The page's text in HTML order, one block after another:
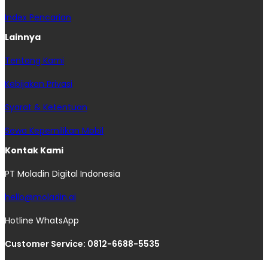
Index Pencarian
Lainnya
Tentang Kami
Kebijakan Privasi
Syarat & Ketentuan
Sewa Kepemilikan Mobil
Kontak Kami
PT Moladin Digital Indonesia
hello@moladin.ai
Hotline WhatsApp
Customer Service: 0812-6688-5535